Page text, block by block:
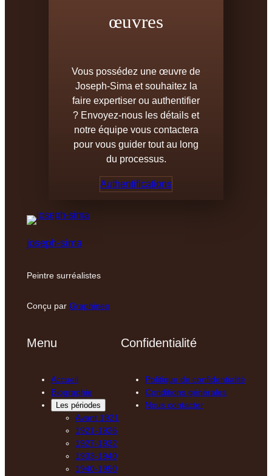
œuvres
Vous possédez une œuvre de
Joseph-Sima et souhaitez la
faire expertiser ou authentifier
? Envoyez-nous les détails et
notre équipe vous contactera
pour vous guider tout au long
du processus.
Authentifications
joseph-sima
Peintre surréalistes
Conçu par Graphineo
Menu
Accueil
Biographie
Les périodes
Avant 1921
1921-1926
1927-1932
1933-1940
1940-1950
Confidentialité
Politique de confidentialité
Conditions générales
Nous contacter